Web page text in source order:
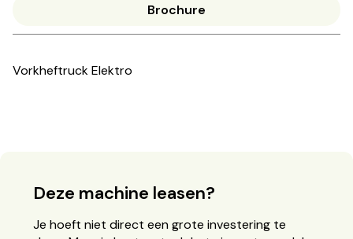
Brochure
Vorkheftruck Elektro
Deze machine leasen?
Je hoeft niet direct een grote investering te